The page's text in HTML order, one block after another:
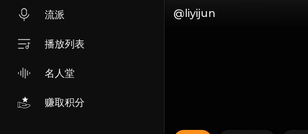
流派
播放列表
名人堂
赚取积分
@liyijun